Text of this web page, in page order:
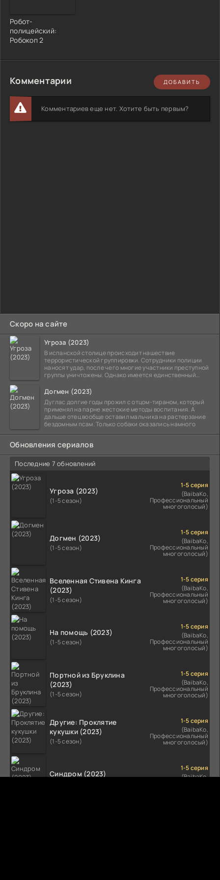
Скоро на сайте
Угроза (2023)
В испанской столице происходит нашествие
террористической группировки. Сотрудники полиции
наносят удар, после чего многие участники преступной
группы уничтожены. Однако имеется единственный
Догмен (2023)
Дуглас долгие годы прожил с отцом-тираном, который
применял на парне жестокие методы воспитания. А
дальше отец вообще оставил мальчика на растерзание
бездомным псам. Только собаки оказались намного
Обновления сериалов
Последние 7 обновлений
Угроза (2023)
(1-5 сезон)
1-5 серия
(BaibaKo,
Профессиональный
многоголосый)
Догмен (2023)
(1-5 сезон)
1-5 серия
(BaibaKo,
Профессиональный
многоголосый)
Вселенная Стивена Кинга
(2023)
(1-5 сезон)
1-5 серия
(BaibaKo,
Профессиональный
многоголосый)
На помощь (2023)
(1-5 сезон)
1-5 серия
(BaibaKo,
Профессиональный
многоголосый)
Портной из Бруклина
(2023)
(1-5 сезон)
1-5 серия
(BaibaKo,
Профессиональный
многоголосый)
Другие: Проклятие
кукушки (2023)
(1-5 сезон)
1-5 серия
(BaibaKo,
Профессиональный
многоголосый)
Синдром (2023)
1-5 серия
(BaibaKo,
Робот-
полицейский:
Робокоп 2
Комментарии ДОБАВИТЬ
Комментариев еще нет. Хотите быть первым?